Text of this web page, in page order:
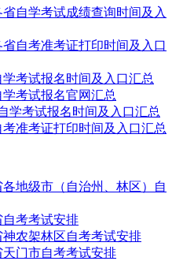
省自学考试成绩查询时间及入
省自考准考证打印时间及入口
学考试报名时间及入口汇总
学考试报名官网汇总
学考试报名时间及入口汇总
考准考证打印时间及入口汇总
各地级市（自治州、林区）自
自考考试安排
神农架林区自考考试安排
天门市自考考试安排